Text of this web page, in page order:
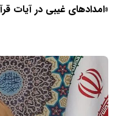
«امدادهای غیبی در آیات